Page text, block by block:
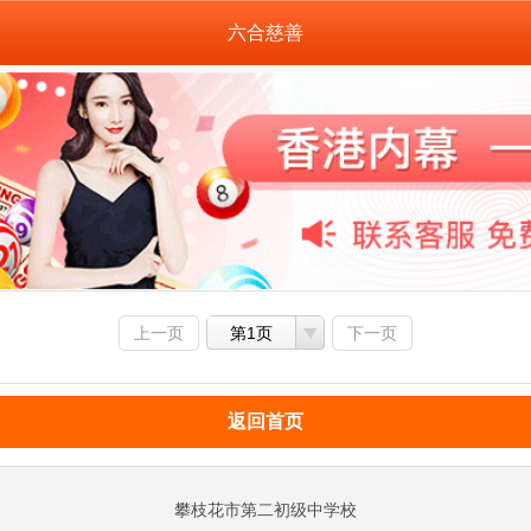
六合慈善
上一页 第1页 下一页
返回首页
攀枝花市第二初级中学校